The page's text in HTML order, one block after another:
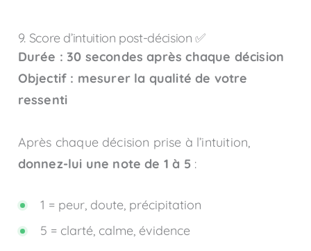
9. Score d’intuition post-décision ✅
Durée : 30 secondes après chaque décision
Objectif : mesurer la qualité de votre
ressenti
Après chaque décision prise à l’intuition,
donnez-lui une note de 1 à 5:
1 = peur, doute, précipitation
5 = clarté, calme, évidence